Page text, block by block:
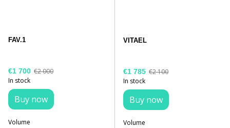
FAV.1
€1 700 €2 000
In stock
Buy now
Volume
VITAEL
€1 785 €2 100
In stock
Buy now
Volume